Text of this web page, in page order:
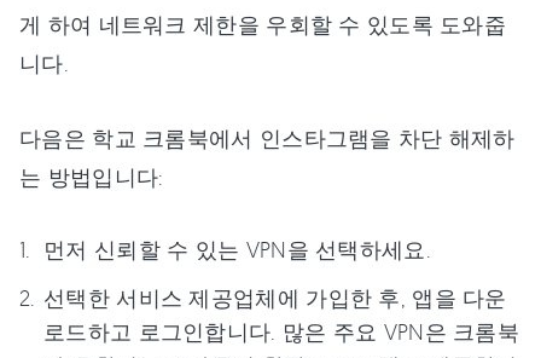
게 하여 네트워크 제한을 우회할 수 있도록 도와줍
니다.
다음은 학교 크롬북에서 인스타그램을 차단 해제하
는 방법입니다:
먼저 신뢰할 수 있는 VPN을 선택하세요.
선택한 서비스 제공업체에 가입한 후, 앱을 다운
로드하고 로그인합니다. 많은 주요 VPN은 크롬북